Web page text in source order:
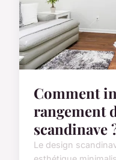
Comment
rangement
scandinave
Le design